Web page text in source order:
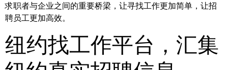
求职者与企业之间的重要桥梁，让寻找工作更加简单，让招
聘员工更加高效。
纽约找工作平台，汇集